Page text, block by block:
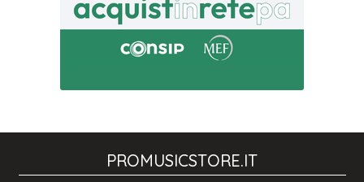
PROMUSICSTORE.IT